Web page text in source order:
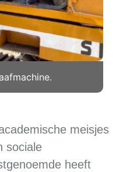
meisjes
sociale
heeft